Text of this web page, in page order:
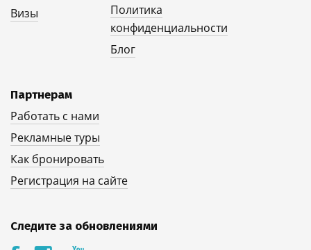
Визы
Политика
конфиденциальности
Блог
Партнерам
Работать с нами
Рекламные туры
Как бронировать
Регистрация на сайте
Следите за обновлениями